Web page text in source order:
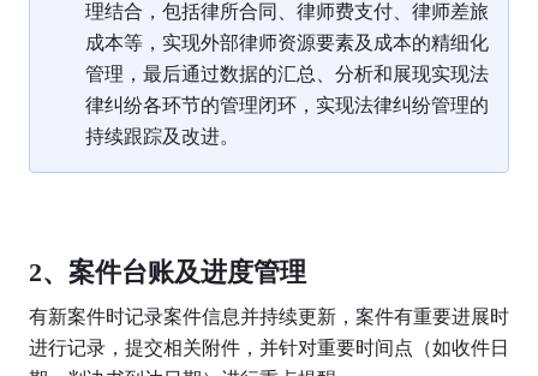
理结合，包括律所合同、律师费支付、律师差旅
成本等，实现外部律师资源要素及成本的精细化
管理，最后通过数据的汇总、分析和展现实现法
律纠纷各环节的管理闭环，实现法律纠纷管理的
持续跟踪及改进。
2、案件台账及进度管理
有新案件时记录案件信息并持续更新，案件有重要进展时
进行记录，提交相关附件，并针对重要时间点（如收件日